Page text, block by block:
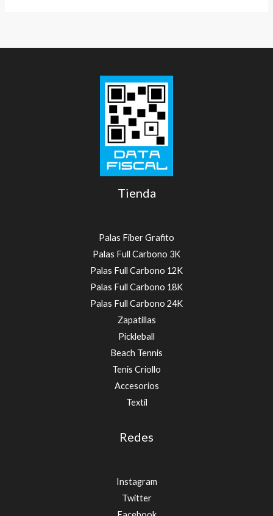
Tienda
Palas Fiber Grafito
Palas Full Carbono 3K
Palas Full Carbono 12K
Palas Full Carbono 18K
Palas Full Carbono 24K
Zapatillas
Pickleball
Beach Tennis
Tenis Criollo
Accesorios
Textíl
Redes
Instagram
Twitter